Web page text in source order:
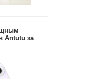
Antutu за